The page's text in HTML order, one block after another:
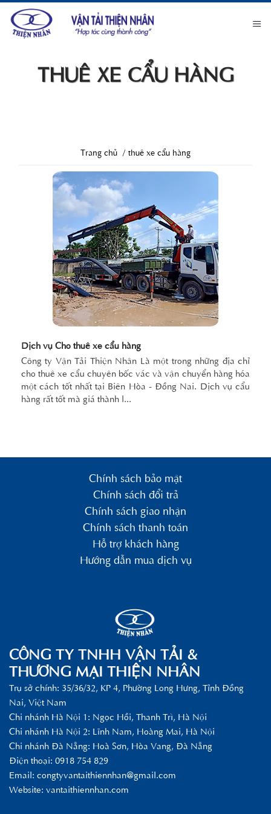
THUÊ XE CẨU HÀNG
Trang chủ thuê xe cẩu hàng
Dịch vụ Cho thuê xe cẩu hàng
Công ty Vận Tải Thiện Nhân Là một trong những địa chỉ
cho thuê xe cẩu chuyên bốc vác và vận chuyển hàng hóa
một cách tốt nhất tại Biên Hòa - Đồng Nai. Dịch vụ cẩu
hàng rất tốt mà giá thành l...
Chính sách bảo mật
Chính sách đổi trả
Chính sách giao nhận
Chính sách thanh toán
Hỗ trợ khách hàng
Hướng dẫn mua dịch vụ
CÔNG TY TNHH VẬN TẢI &
THƯƠNG MẠI THIỆN NHÂN
Trụ sở chính: 35/36/32, KP 4, Phường Long Hưng, Tỉnh Đồng
Nai, Việt Nam
Chi nhánh Hà Nội 1: Ngọc Hồi, Thanh Trì, Hà Nội
Chi nhánh Hà Nội 2: Lĩnh Nam, Hoàng Mai, Hà Nội
Chi nhánh Đà Nẵng: Hoà Sơn, Hòa Vang, Đà Nẵng
Điện thoại: 0918 754 829
Email: congtyvantaithiennhan@gmail.com
Website: vantaithiennhan.com